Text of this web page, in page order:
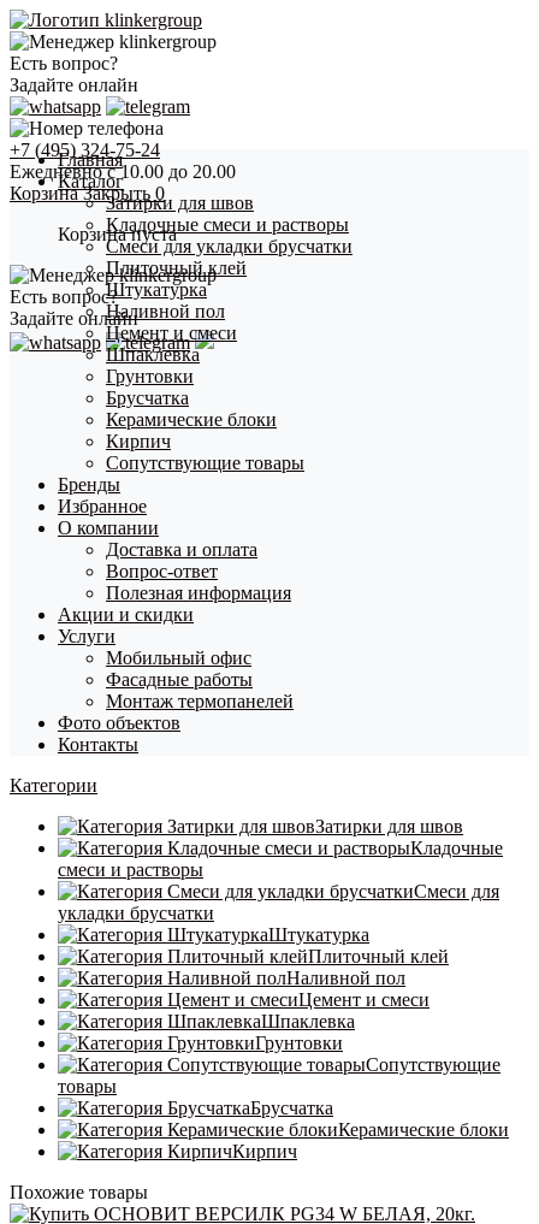
Есть вопрос?
Задайте онлайн
+7 (495) 324-75-24
Ежедневно с 10.00 до 20.00
Корзина Закрыть 0
Корзина пуста
Есть вопрос?
Задайте онлайн
Главная
Каталог
Затирки для швов
Кладочные смеси и растворы
Смеси для укладки брусчатки
Плиточный клей
Штукатурка
Наливной пол
Цемент и смеси
Шпаклевка
Грунтовки
Брусчатка
Керамические блоки
Кирпич
Сопутствующие товары
Бренды
Избранное
О компании
Доставка и оплата
Вопрос-ответ
Полезная информация
Акции и скидки
Услуги
Мобильный офис
Фасадные работы
Монтаж термопанелей
Фото объектов
Контакты
Категории
Затирки для швов
Кладочные
смеси и растворы
Смеси для
укладки брусчатки
Штукатурка
Плиточный клей
Наливной пол
Цемент и смеси
Шпаклевка
Грунтовки
Сопутствующие
товары
Брусчатка
Керамические блоки
Кирпич
Похожие товары